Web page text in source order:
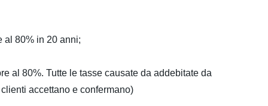
al 80% in 20 anni;
al 80%. Tutte le tasse causate da addebitate da
accettano e confermano)